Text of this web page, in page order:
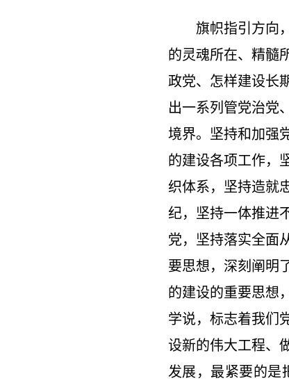
旗帜指引方向
的灵魂所在、精髓
政党、怎样建设长
出一系列管党治党
境界。坚持和加强
的建设各项工作，
织体系，坚持造就
纪，坚持一体推进
党，坚持落实全面
要思想，深刻阐明
的建设的重要思想
学说，标志着我们
设新的伟大工程、
发展，最紧要的是